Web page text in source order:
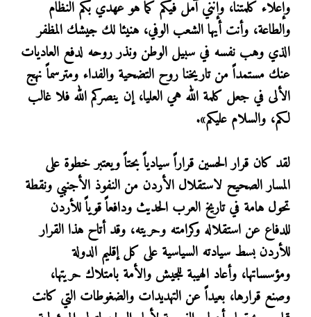
وإعلاء كلمتنا، وإنني آمل فيكم كما هو عهدي بكم النظام
والطاعة، وأنت أيها الشعب الوفي، هنيئا لك جيشك المظفر
الذي وهب نفسه في سبيل الوطن ونذر روحه لدفع العاديات
عنك مستمداً من تاريخنا روح التضحية والفداء ومترسماً نهج
الألى في جعل كلمة الله هي العليا، إن ينصركم الله فلا غالب
لكم، والسلام عليكم».
لقد كان قرار الحسين قراراً سيادياً بحتاً ويعتبر خطوة على
المسار الصحيح لاستقلال الأردن من النفوذ الأجنبي ونقطة
تحول هامة في تاريخ العرب الحديث ودافعاً قوياً للأردن
للدفاع عن استقلاله وكرامته وحريته، وقد أتاح هذا القرار
للأردن بسط سيادته السياسية على كل إقليم الدولة
ومؤسساتها، وأعاد الهيبة للجيش والأمة بامتلاك حريتها،
وصنع قرارها، بعيداً عن التهديدات والضغوطات التي كانت